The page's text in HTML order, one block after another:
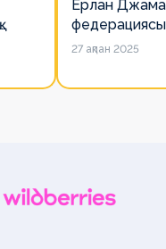
Ерлан
есімін
27 ақпан 2025